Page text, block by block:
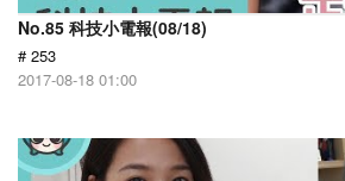
No.85 科技小電報(08/18)
# 253
2017-08-18 01:00